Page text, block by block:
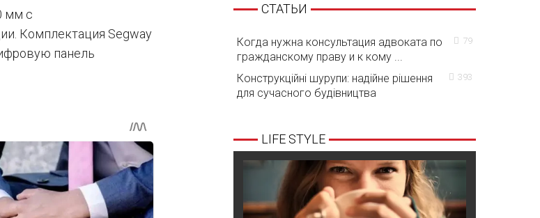
мм с
Комплектация Segway
панель
СТАТЬИ
Когда нужна консультация адвоката по
гражданскому праву и к кому ...
79
Конструкційні шурупи: надійне рішення
для сучасного будівництва
393
LIFE STYLE